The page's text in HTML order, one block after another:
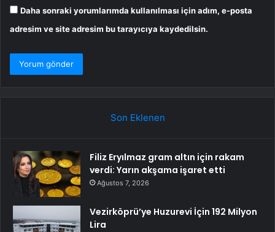
Daha sonraki yorumlarımda kullanılması için adım, e-posta
adresim ve site adresim bu tarayıcıya kaydedilsin.
Son Eklenen
Filiz Eryılmaz gram altın için rakam
verdi: Yarın akşama işaret etti
Ağustos 7, 2026
Vezirköprü’ye Huzurevi İçin 192 Milyon
Lira